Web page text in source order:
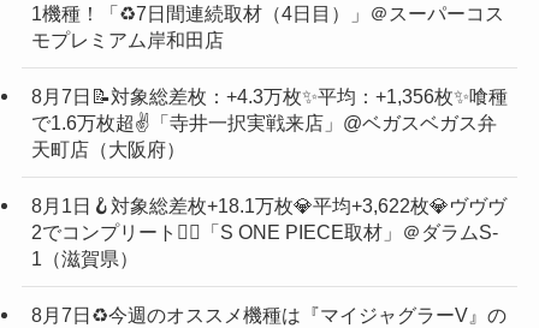
1機種！「♻️7日間連続取材（4日目）」＠スーパーコス
モプレミアム岸和田店
8月7日📝対象総差枚：+4.3万枚✨平均：+1,356枚✨喰種
で1.6万枚超✌️「寺井一択実戦来店」@ベガスベガス弁
天町店（大阪府）
8月1日🪝対象総差枚+18.1万枚💎平均+3,622枚💎ヴヴヴ
2でコンプリート❤️‍🔥「S ONE PIECE取材」＠ダラムS-
1（滋賀県）
8月7日♻️今週のオススメ機種は『マイジャグラーV』の